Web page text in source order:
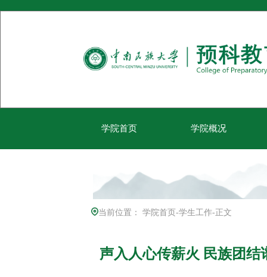
学院首页 学院概况
当前位置： 学院首页-学生工作-正文
声入人心传薪火 民族团